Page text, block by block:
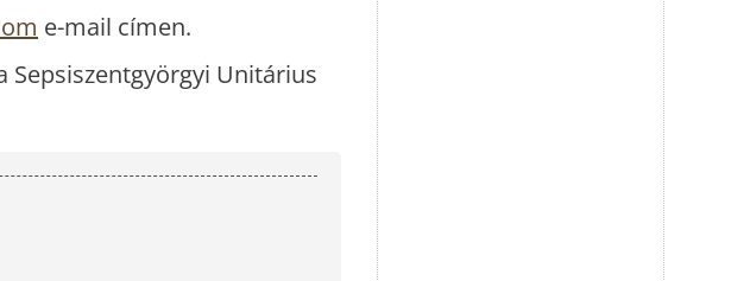
e-mail címen.
Sepsiszentgyörgyi Unitárius